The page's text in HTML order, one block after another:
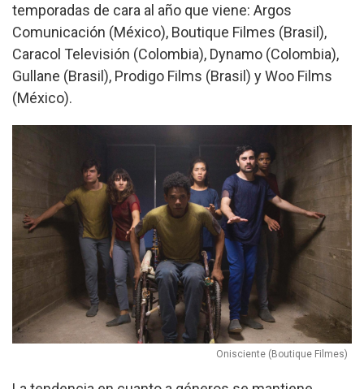
temporadas de cara al año que viene: Argos
Comunicación (México), Boutique Filmes (Brasil),
Caracol Televisión (Colombia), Dynamo (Colombia),
Gullane (Brasil), Prodigo Films (Brasil) y Woo Films
(México).
Onisciente (Boutique Filmes)